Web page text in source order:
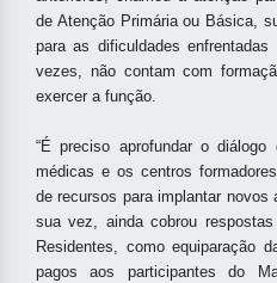
de Atenção Primária ou Básica,
para as dificuldades
vezes, não contam com
exercer a função.
“É preciso aprofundar o
médicas e os centros
de recursos para implantar novos
sua vez, ainda cobrou
Residentes, como equiparação
pagos aos participantes do